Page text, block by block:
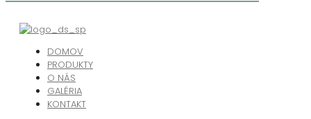
DOMOV
PRODUKTY
O NÁS
GALÉRIA
KONTAKT